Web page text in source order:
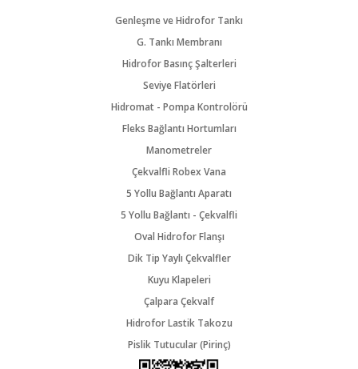
Genleşme ve Hidrofor Tankı
G. Tankı Membranı
Hidrofor Basınç Şalterleri
Seviye Flatörleri
Hidromat - Pompa Kontrolörü
Fleks Bağlantı Hortumları
Manometreler
Çekvalfli Robex Vana
5 Yollu Bağlantı Aparatı
5 Yollu Bağlantı - Çekvalfli
Oval Hidrofor Flanşı
Dik Tip Yaylı Çekvalfler
Kuyu Klapeleri
Çalpara Çekvalf
Hidrofor Lastik Takozu
Pislik Tutucular (Pirinç)